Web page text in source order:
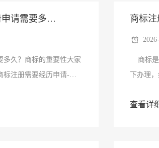
请需要多
久？商标的重要性大家
标注册需要经历申请-受
商标注
商标是
下办理
查看详